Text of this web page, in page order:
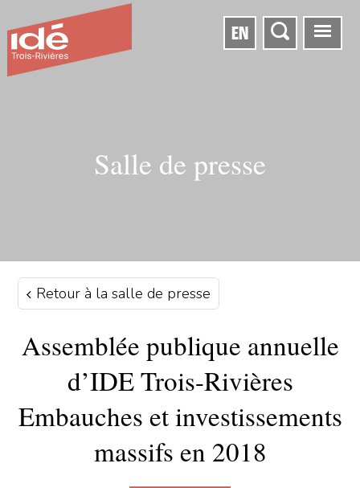
EN
Salle de presse
Retour à la salle de presse
Assemblée publique annuelle
d’IDE Trois-Rivières
Embauches et investissements
massifs en 2018